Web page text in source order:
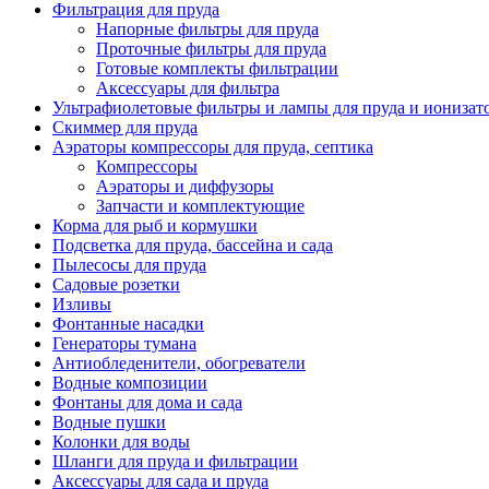
Фильтрация для пруда
Напорные фильтры для пруда
Проточные фильтры для пруда
Готовые комплекты фильтрации
Аксессуары для фильтра
Ультрафиолетовые фильтры и лампы для пруда и
Скиммер для пруда
Аэраторы компрессоры для пруда, септика
Компрессоры
Аэраторы и диффузоры
Запчасти и комплектующие
Корма для рыб и кормушки
Подсветка для пруда, бассейна и сада
Пылесосы для пруда
Садовые розетки
Изливы
Фонтанные насадки
Генераторы тумана
Антиобледенители, обогреватели
Водные композиции
Фонтаны для дома и сада
Водные пушки
Колонки для воды
Шланги для пруда и фильтрации
Аксессуары для сада и пруда